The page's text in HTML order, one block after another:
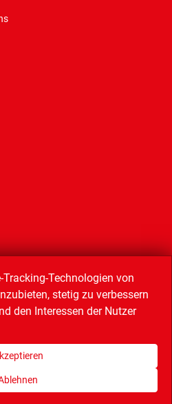
AWO Bezirk Westliches Westfalen,
im Revier,
Bottrop
Technologien von
stetig zu verbessern
den Interessen der Nutzer